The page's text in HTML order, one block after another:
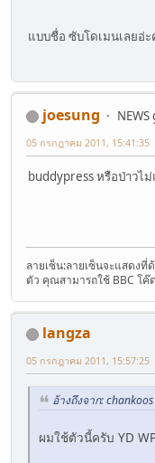
แบบชื่อ ซับโดเมนเลยอ่
joesung
05 กรกฎาคม 2011, 15:41:35
buddypress หรือป่าวไ
ลายเซ็น:ลายเซ็นจะแสดง
ตัว คุณสามารถใช้ BBC โ
langza
05 กรกฎาคม 2011, 15:57:25
อ้างถึงจาก:
ผมใช้ตัวนี้ครับ YD